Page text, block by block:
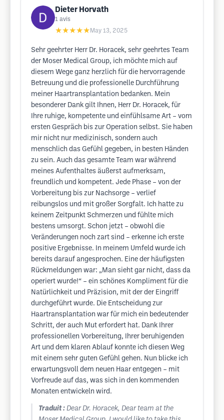
Dieter Horvath
1 avis
★★★★★ May 13, 2025
Sehr geehrter Herr Dr. Horacek, sehr geehrtes Team
der Moser Medical Group, ich möchte mich auf
diesem Wege ganz herzlich für die hervorragende
Betreuung und die professionelle Durchführung
meiner Haartransplantation bedanken. Mein
besonderer Dank gilt Ihnen, Herr Dr. Horacek, für
Ihre ruhige, kompetente und einfühlsame Art – vom
ersten Gespräch bis zur Operation selbst. Sie haben
mir nicht nur medizinisch, sondern auch
menschlich das Gefühl gegeben, in besten Händen
zu sein. Auch das gesamte Team war während
meines Aufenthaltes äußerst aufmerksam,
freundlich und kompetent. Jede Phase – von der
Vorbereitung bis zur Nachsorge – verlief
reibungslos und mit großer Sorgfalt. Ich hatte zu
keinem Zeitpunkt Schmerzen und fühlte mich
bestens umsorgt. Schon jetzt – obwohl die
Veränderungen noch zart sind – erkenne ich erste
positive Ergebnisse. In meinem Umfeld wurde ich
bereits darauf angesprochen. Eine der häufigsten
Rückmeldungen war: „Man sieht gar nicht, dass da
operiert wurde!“ – ein schönes Kompliment für die
Natürlichkeit und Präzision, mit der der Eingriff
durchgeführt wurde. Die Entscheidung zur
Haartransplantation war für mich ein bedeutender
Schritt, der auch Mut erfordert hat. Dank Ihrer
professionellen Vorbereitung, Ihrer beruhigenden
Art und dem klaren Ablauf konnte ich diesen Weg
mit einem sehr guten Gefühl gehen. Nun blicke ich
erwartungsvoll dem neuen Haar entgegen – mit
Vorfreude auf das, was sich in den kommenden
Monaten entwickeln wird.
Traduit : Dear Dr. Horacek, Dear team at the